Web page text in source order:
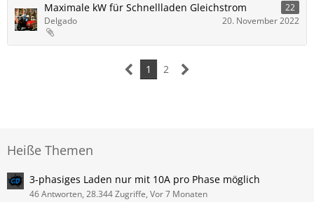
Maximale kW für Schnellladen Gleichstrom
22
Delgado
20. November 2022
1 2
Heiße Themen
3-phasiges Laden nur mit 10A pro Phase möglich
46 Antworten, 28.344 Zugriffe, Vor 7 Monaten